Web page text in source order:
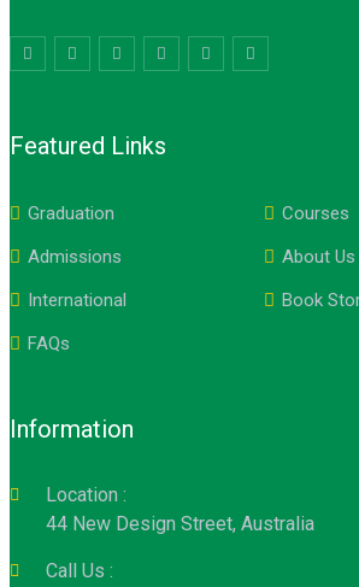
Featured Links
Graduation
Courses
Admissions
About Us
International
Book
FAQs
Information
Location :
44 New Design Street, Australia
Call Us :